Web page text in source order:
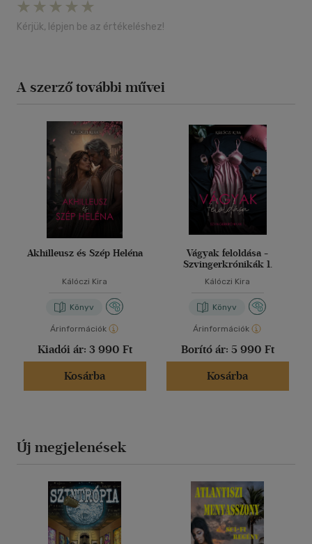
Kérjük, lépjen be az értékeléshez!
A szerző további művei
Akhilleusz és Szép Heléna
Kálóczi Kira
Könyv
Árinformációk
Kiadói ár: 3 990 Ft
Kosárba
Vágyak feloldása -
Szvingerkrónikák 1.
Kálóczi Kira
Könyv
Árinformációk
Borító ár: 5 990 Ft
Kosárba
Új megjelenések